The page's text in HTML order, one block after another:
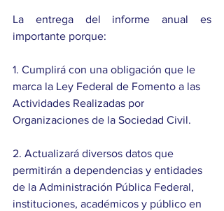
La entrega del informe anual es
importante porque:
1. Cumplirá con una obligación que le
marca la Ley Federal de Fomento a las
Actividades Realizadas por
Organizaciones de la Sociedad Civil.
2. Actualizará diversos datos que
permitirán a dependencias y entidades
de la Administración Pública Federal,
instituciones, académicos y público en